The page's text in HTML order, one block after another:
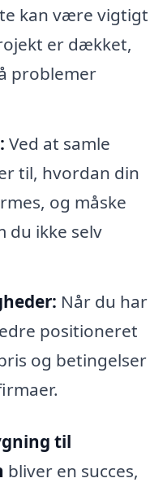
kan være vigtigt
er dækket,
problemer
Ved at samle
til, hvordan din
og måske
du ikke selv
Når du har
positioneret
og betingelser
til
bliver en succes,